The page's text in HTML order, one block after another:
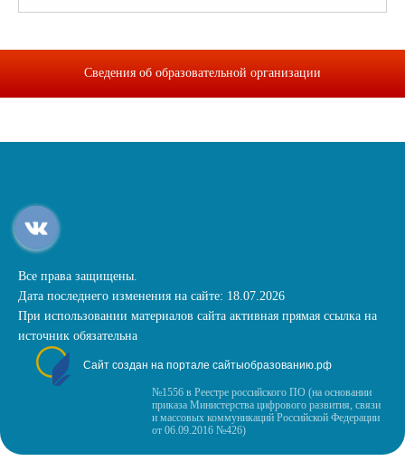
Сведения об образовательной организации
Все права защищены.
Дата последнего изменения на сайте: 18.07.2026
При использовании материалов сайта активная прямая ссылка на
источник обязательна
Сайт создан на портале сайтыобразованию.рф
№1556 в Реестре российского ПО (на основании
приказа Министерства цифрового развития, связи
и массовых коммуникаций Российской Федерации
от 06.09.2016 №426)